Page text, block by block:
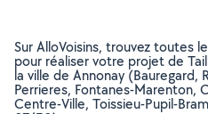
Sur AlloVoisins, trouvez toutes
pour réaliser votre projet de
la ville de Annonay (Bauregard,
Perrieres, Fontanes-Marenton,
Centre-Ville, Toissieu-Pupil-